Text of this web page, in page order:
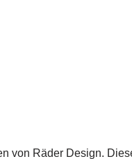
von Räder Design.